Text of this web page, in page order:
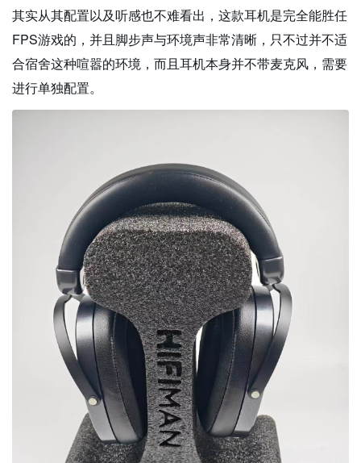
其实从其配置以及听感也不难看出，这款耳机是完全能胜任
FPS游戏的，并且脚步声与环境声非常清晰，只不过并不适
合宿舍这种喧嚣的环境，而且耳机本身并不带麦克风，需要
进行单独配置。